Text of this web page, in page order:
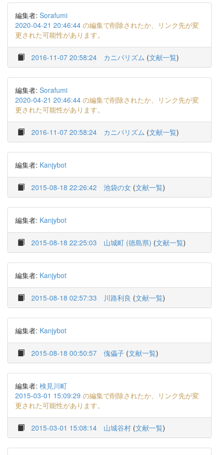
編集者: Sorafumi
2020-04-21 20:46:44 の編集で削除されたか、リンク先が変
更された可能性があります。
2016-11-07 20:58:24 カニバリズム (文献一覧)
編集者: Sorafumi
2020-04-21 20:46:44 の編集で削除されたか、リンク先が変
更された可能性があります。
2016-11-07 20:58:24 カニバリズム (文献一覧)
編集者: Kanjybot
2015-08-18 22:26:42 池袋の女 (文献一覧)
編集者: Kanjybot
2015-08-18 22:25:03 山城町 (徳島県) (文献一覧)
編集者: Kanjybot
2015-08-18 02:57:33 川路利良 (文献一覧)
編集者: Kanjybot
2015-08-18 00:50:57 傀儡子 (文献一覧)
編集者: 検見川町
2015-03-01 15:09:29 の編集で削除されたか、リンク先が変
更された可能性があります。
2015-03-01 15:08:14 山城谷村 (文献一覧)